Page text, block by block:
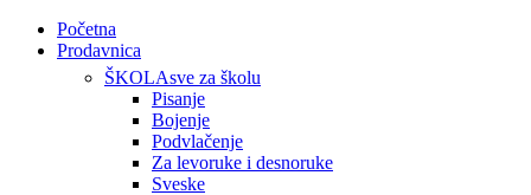
Početna
Prodavnica
ŠKOLAsve za školu
Pisanje
Bojenje
Podvlačenje
Za levoruke i desnoruke
Sveske